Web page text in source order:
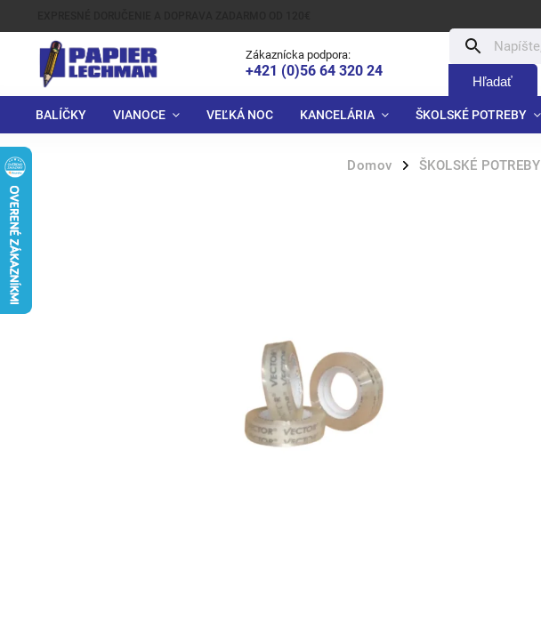
Zákaznícka podpora:
+421 (0)56 64 320 24
Hľadať
BALÍČKY VIANOCE VEĽKÁ NOC KANCELÁRIA ŠKOLSKÉ POTREBY
Domov / ŠKOLSKÉ POTREBY